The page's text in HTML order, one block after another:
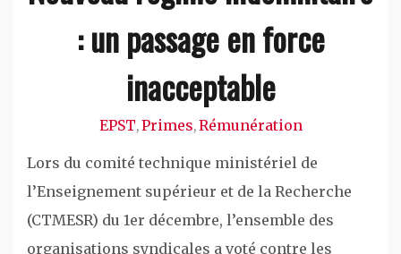
: un passage en force
inacceptable
EPST,Primes,Rémunération
Lors du comité technique ministériel de
l’Enseignement supérieur et de la Recherche
(CTMESR) du 1er décembre, l’ensemble des
organisations syndicales a voté contre les